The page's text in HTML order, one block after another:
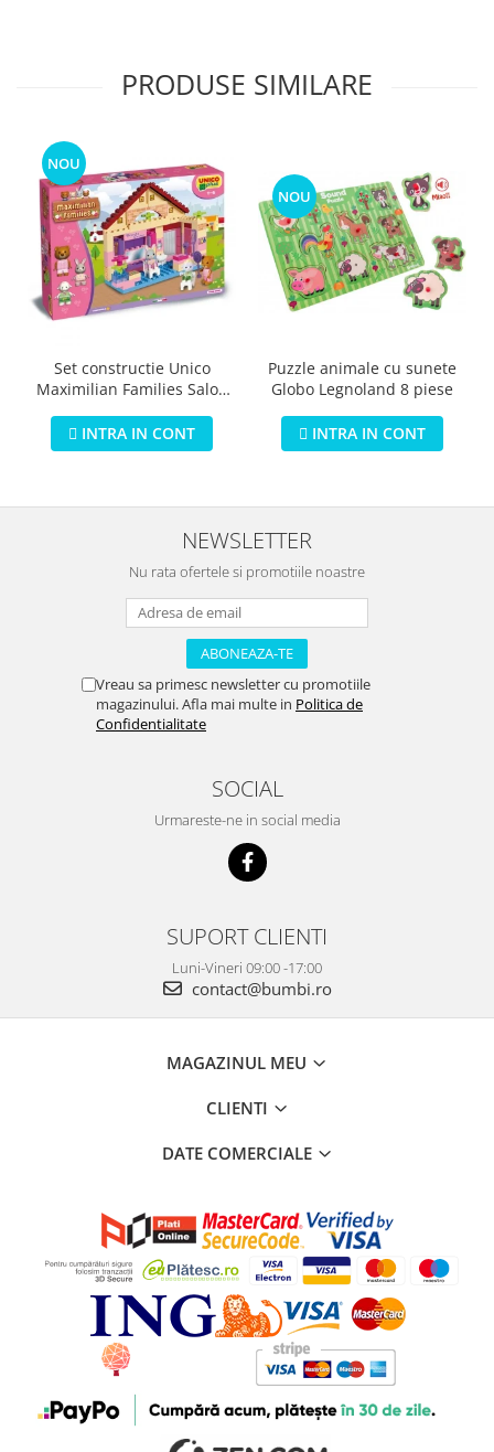
PRODUSE SIMILARE
NOU
Set constructie Unico
Maximilian Families Salon
INTRA IN CONT
NOU
Puzzle animale cu sunete
Globo Legnoland 8 piese
INTRA IN CONT
NEWSLETTER
Nu rata ofertele si promotiile noastre
Vreau sa primesc newsletter cu promotiile
magazinului. Afla mai multe in Politica de
Confidentialitate
SOCIAL
Urmareste-ne in social media
SUPORT CLIENTI
Luni-Vineri 09:00 -17:00
contact@bumbi.ro
MAGAZINUL MEU
CLIENTI
DATE COMERCIALE